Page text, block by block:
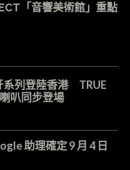
「音響美術館」重點
系列登陸香港 TRUE
叭同步登場
助理確定 9 月 4 日